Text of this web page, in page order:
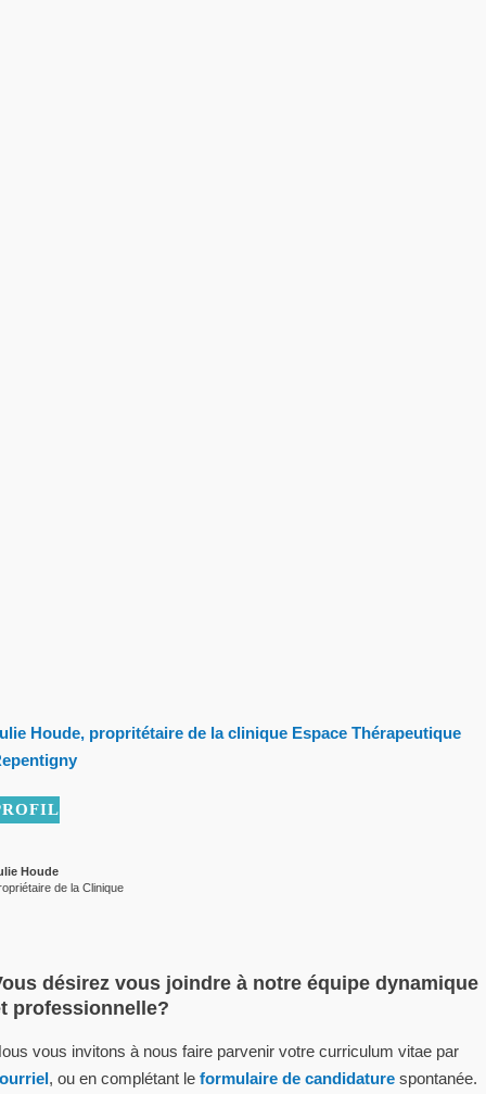
Houde, propritétaire de la clinique Espace Thérapeutique
Houde
de la Clinique
désirez vous joindre à notre équipe dynamique
professionnelle?
vous invitons à nous faire parvenir votre curriculum vitae par
, ou en complétant leformulaire de candidature spontanée.